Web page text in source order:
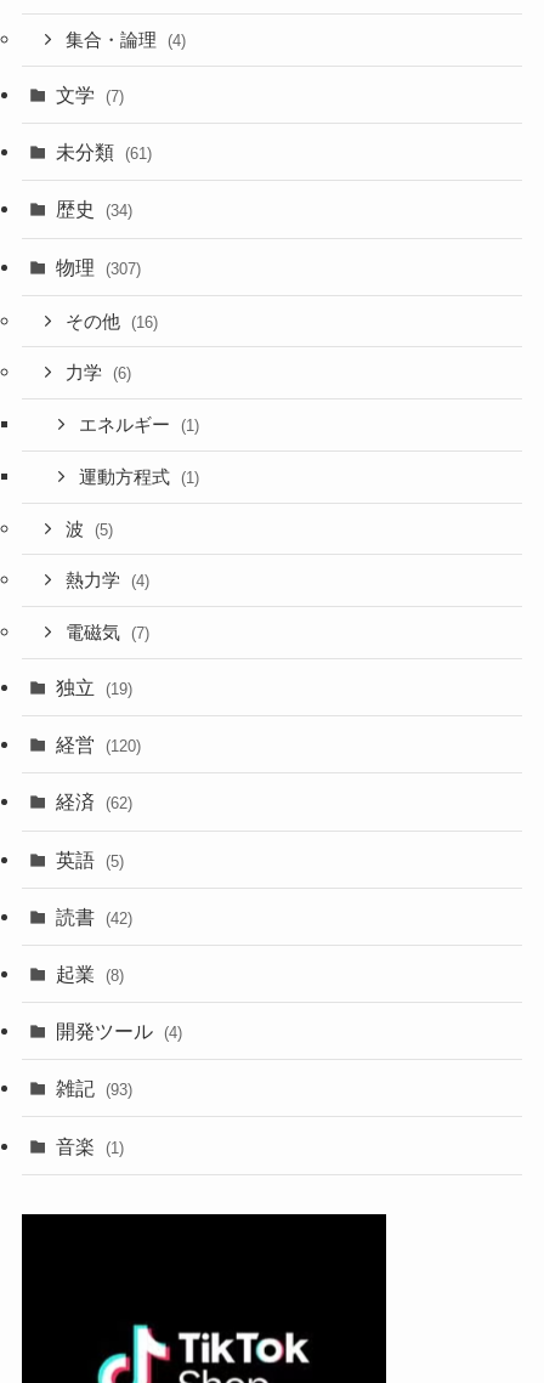
集合・論理 (4)
文学 (7)
未分類 (61)
歴史 (34)
物理 (307)
その他 (16)
力学 (6)
エネルギー (1)
運動方程式 (1)
波 (5)
熱力学 (4)
電磁気 (7)
独立 (19)
経営 (120)
経済 (62)
英語 (5)
読書 (42)
起業 (8)
開発ツール (4)
雑記 (93)
音楽 (1)